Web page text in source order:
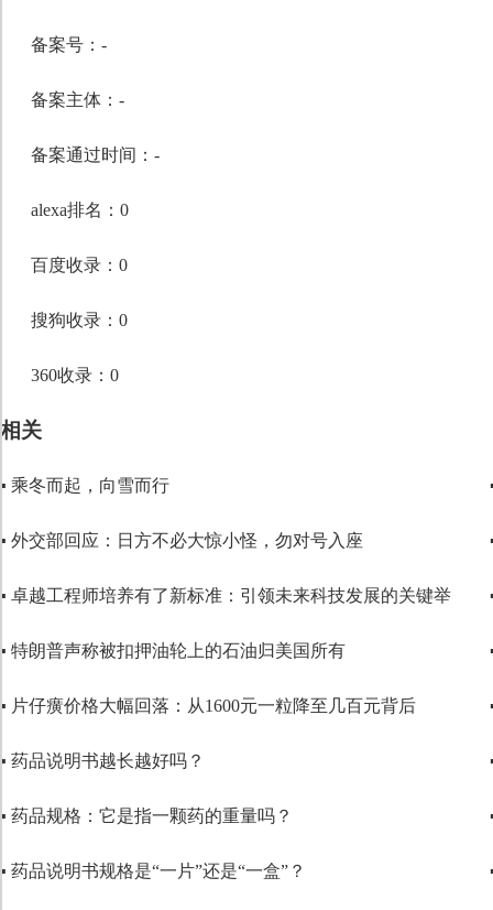
备案号：-
备案主体：-
备案通过时间：-
alexa排名：0
百度收录：0
搜狗收录：0
360收录：0
相关
▪ 乘冬而起，向雪而行
▪ 外交部回应：日方不必大惊小怪，勿对号入座
▪ 卓越工程师培养有了新标准：引领未来科技发展的关键举
▪ 特朗普声称被扣押油轮上的石油归美国所有
▪ 片仔癀价格大幅回落：从1600元一粒降至几百元背后
▪ 药品说明书越长越好吗？
▪ 药品规格：它是指一颗药的重量吗？
▪ 药品说明书规格是“一片”还是“一盒”？
自定义标题
段落格式
字体